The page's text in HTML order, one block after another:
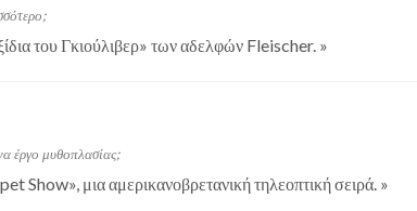
του Γκιούλιβερ» των αδελφών Fleischer. »
έργο μυθοπλασίας;
Show», μια αμερικανοβρετανική τηλεοπτική σειρά. »